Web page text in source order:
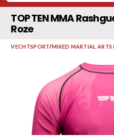
TOP TEN MMA
Roze
VECHTSPORT/MIXED MARTIAL ARTS